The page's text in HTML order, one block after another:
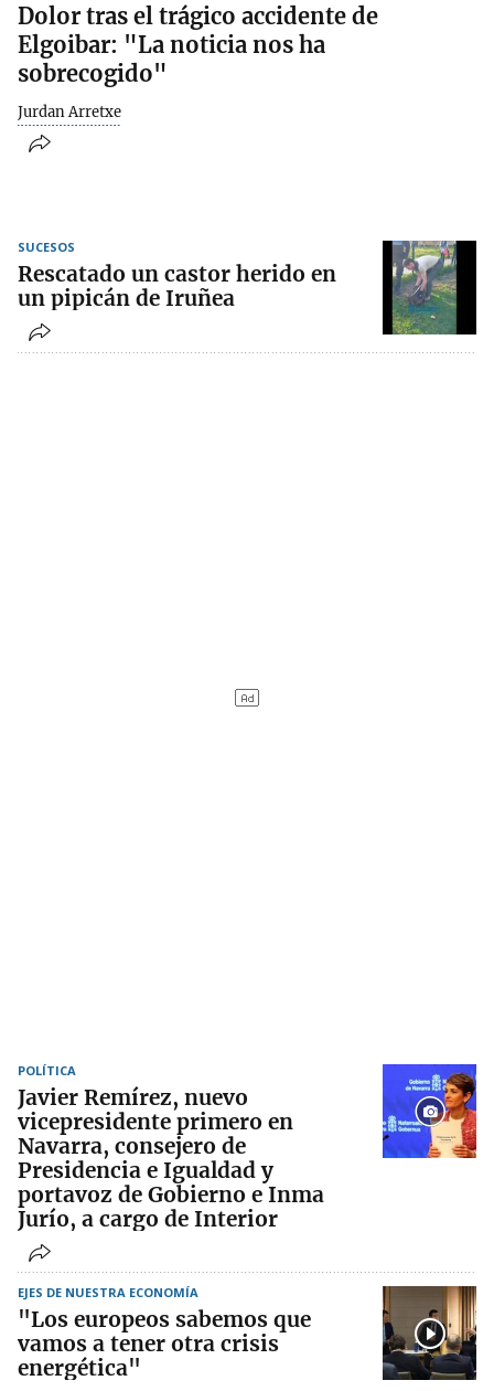
Dolor tras el trágico accidente de
Elgoibar: "La noticia nos ha
sobrecogido"
Jurdan Arretxe
SUCESOS
Rescatado un castor herido en
un pipicán de Iruñea
POLÍTICA
Javier Remírez, nuevo
vicepresidente primero en
Navarra, consejero de
Presidencia e Igualdad y
portavoz de Gobierno e Inma
Jurío, a cargo de Interior
EJES DE NUESTRA ECONOMÍA
"Los europeos sabemos que
vamos a tener otra crisis
energética"